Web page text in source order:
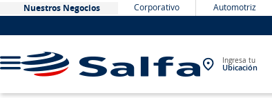
Nuestros Negocios Corporativo Automotriz
Ingresa tu
Ubicación